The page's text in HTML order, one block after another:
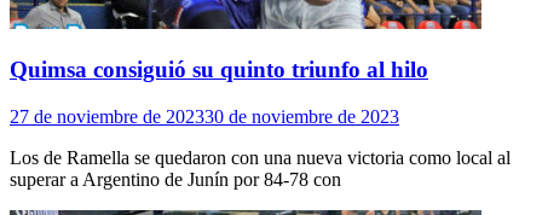
Quimsa consiguió su quinto triunfo al hilo
27 de noviembre de 202330 de noviembre de 2023
Los de Ramella se quedaron con una nueva victoria como local al
superar a Argentino de Junín por 84-78 con